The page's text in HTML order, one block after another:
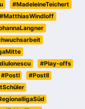
#MadeleineTeichert
#MatthiasWindloff
#Play-offs
#PostI
#PostII